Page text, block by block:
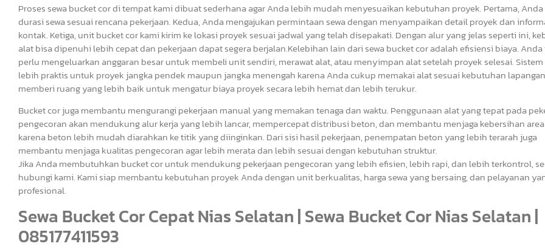
Proses sewa bucket cor di tempat kami dibuat sederhana agar Anda lebih mudah menyesuaikan kebutuhan proyek. Pertama,
durasi sewa sesuai rencana pekerjaan. Kedua, Anda mengajukan permintaan sewa dengan menyampaikan detail proyek dan
kontak. Ketiga, unit bucket cor kami kirim ke lokasi proyek sesuai jadwal yang telah disepakati. Dengan alur yang jelas seperti ini,
alat bisa dipenuhi lebih cepat dan pekerjaan dapat segera berjalan.Kelebihan lain dari sewa bucket cor adalah efisiensi biaya.
perlu mengeluarkan anggaran besar untuk membeli unit sendiri, merawat alat, atau menyimpan alat setelah proyek selesai. Sistem
lebih praktis untuk proyek jangka pendek maupun jangka menengah karena Anda cukup memakai alat sesuai kebutuhan
memberi ruang yang lebih baik untuk mengatur biaya proyek secara lebih hemat dan lebih terukur.
Bucket cor juga membantu mengurangi pekerjaan manual yang memakan tenaga dan waktu. Penggunaan alat yang tepat pada
pengecoran akan mendukung alur kerja yang lebih lancar, mempercepat distribusi beton, dan membantu menjaga kebersihan
karena beton lebih mudah diarahkan ke titik yang diinginkan. Dari sisi hasil pekerjaan, penempatan beton yang lebih terarah juga
membantu menjaga kualitas pengecoran agar lebih merata dan lebih sesuai dengan kebutuhan struktur.
Jika Anda membutuhkan bucket cor untuk mendukung pekerjaan pengecoran yang lebih efisien, lebih rapi, dan lebih terkontrol,
hubungi kami. Kami siap membantu kebutuhan proyek Anda dengan unit berkualitas, harga sewa yang bersaing, dan pelayanan
profesional.
Sewa Bucket Cor Cepat Nias Selatan | Sewa Bucket Cor Nias Selatan |
085177411593